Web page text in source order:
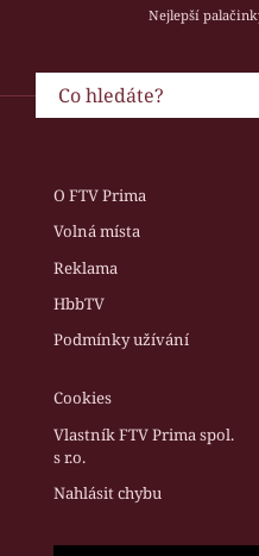
Nejlepší
O FTV Prima
Volná místa
Reklama
HbbTV
Podmínky užívání
Cookies
Vlastník FTV Prima spol.
s r.o.
Nahlásit chybu